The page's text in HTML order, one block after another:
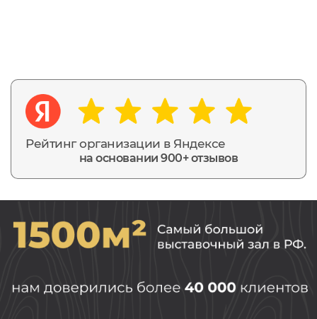
Рейтинг организации в Яндексе
на основании 900+ отзывов